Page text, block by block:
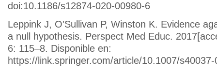
doi:10.1186/s12874-020-00980-6
Leppink J, O'Sullivan P, Winston K. Evidence
a null hypothesis. Perspect Med Educ.
6: 115–8. Disponible en:
https://link.springer.com/article/10.1007/